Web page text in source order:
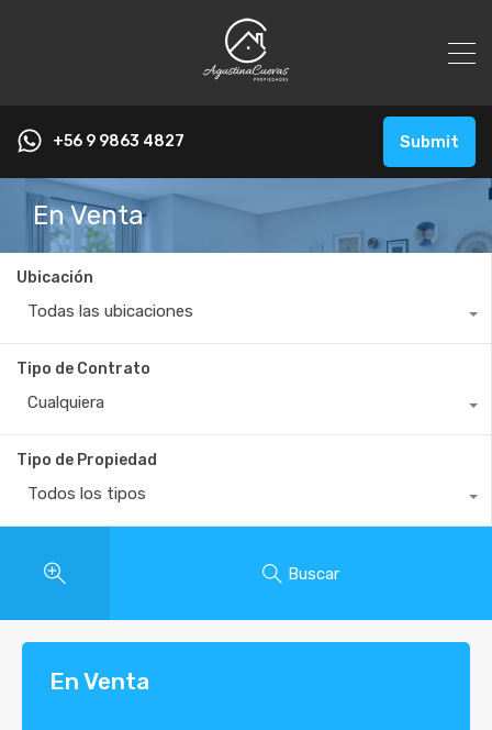
+56 9 9863 4827 Submit
En Venta
Ubicación
Todas las ubicaciones
Tipo de Contrato
Cualquiera
Tipo de Propiedad
Todos los tipos
Buscar
En Venta